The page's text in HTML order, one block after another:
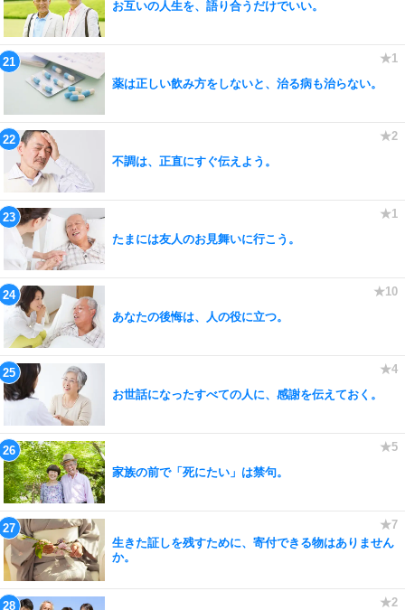
お互いの人生を、語り合うだけでいい。
薬は正しい飲み方をしないと、治る病も治らない。
不調は、正直にすぐ伝えよう。
たまには友人のお見舞いに行こう。
あなたの後悔は、人の役に立つ。
お世話になったすべての人に、感謝を伝えておく。
家族の前で「死にたい」は禁句。
生きた証しを残すために、寄付できる物はありません
か。